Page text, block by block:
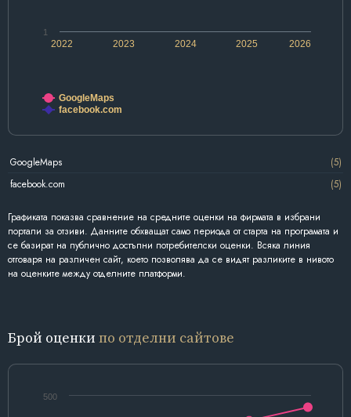
2022 2024 2026
2023 2025
1
GoogleMaps
facebook.com
GoogleMaps
(5)
facebook.com
(5)
Графиката показва сравнение на средните оценки на фирмата в избрани
портали за отзиви. Данните обхващат само периода от старта на програмата и
се базират на публично достъпни потребителски оценки. Всяка линия
отговаря на различен сайт, което позволява да се видят разликите в нивото
на оценките между отделните платформи.
Брой оценки по отделни сайтове
500